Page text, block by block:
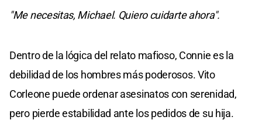
"Me necesitas, Michael. Quiero cuidarte ahora".
Dentro de la lógica del relato mafioso, Connie es la
debilidad de los hombres más poderosos. Vito
Corleone puede ordenar asesinatos con serenidad,
pero pierde estabilidad ante los pedidos de su hija.